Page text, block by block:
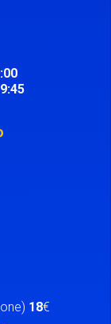
18€